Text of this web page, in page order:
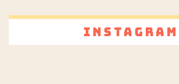
Instagram